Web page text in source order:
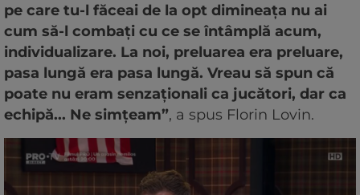
pe care tu-l făceai de la opt dimineața nu ai
cum să-l combați cu ce se întâmplă acum,
individualizare. La noi, preluarea era preluare,
pasa lungă era pasa lungă. Vreau să spun că
poate nu eram senzaționali ca jucători, dar ca
echipă... Ne simțeam”, a spus Florin Lovin.